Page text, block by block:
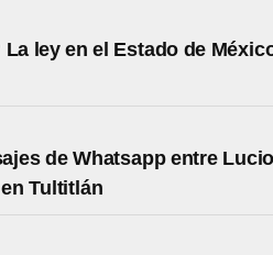
ley en el Estado de
de Whatsapp entre
Tultitlán